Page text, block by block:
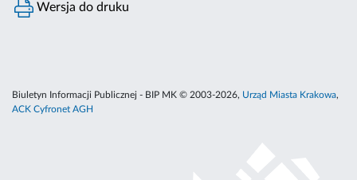
Wersja do druku
Biuletyn Informacji Publicznej - BIP MK © 2003-2026, Urząd Miasta Krakowa,
ACK Cyfronet AGH